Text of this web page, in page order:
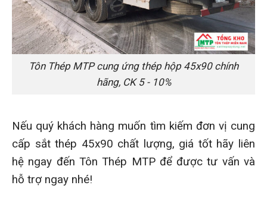
Tôn Thép MTP cung ứng thép hộp 45x90 chính
hãng, CK 5 - 10%
Nếu quý khách hàng muốn tìm kiếm đơn vị cung
cấp sắt thép 45x90 chất lượng, giá tốt hãy liên
hệ ngay đến Tôn Thép MTP để được tư vấn và
hỗ trợ ngay nhé!